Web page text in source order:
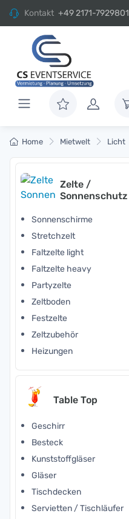
Kontakt +49 2171-7929801
Home Mietwelt Licht
Zelte /
Sonnenschutz
Sonnenschirme
Stretchzelt
Faltzelte light
Faltzelte heavy
Partyzelte
Zeltboden
Festzelte
Zeltzubehör
Heizungen
Table Top
Geschirr
Besteck
Kunststoffgläser
Gläser
Tischdecken
Servietten / Tischläufer